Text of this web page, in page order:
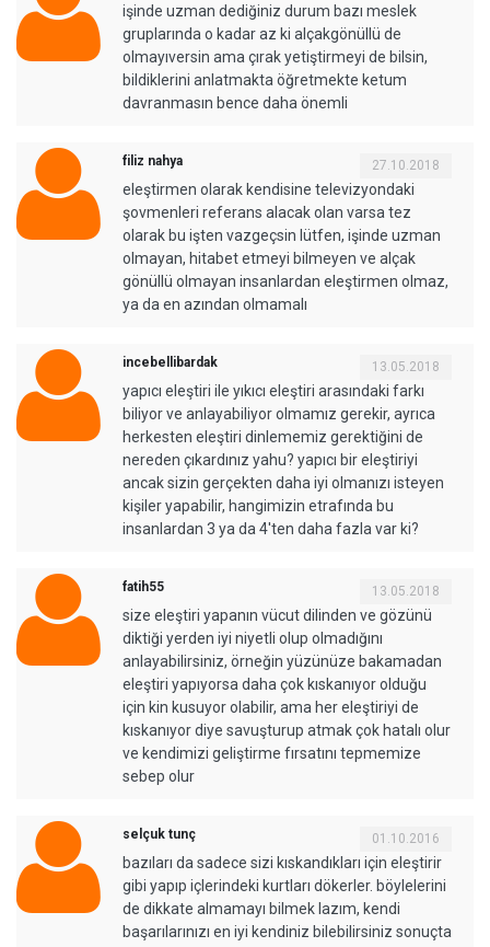
işinde uzman dediğiniz durum bazı meslek
gruplarında o kadar az ki alçakgönüllü de
olmayıversin ama çırak yetiştirmeyi de bilsin,
bildiklerini anlatmakta öğretmekte ketum
davranmasın bence daha önemli
filiz nahya 27.10.2018
eleştirmen olarak kendisine televizyondaki
şovmenleri referans alacak olan varsa tez
olarak bu işten vazgeçsin lütfen, işinde uzman
olmayan, hitabet etmeyi bilmeyen ve alçak
gönüllü olmayan insanlardan eleştirmen olmaz,
ya da en azından olmamalı
incebellibardak 13.05.2018
yapıcı eleştiri ile yıkıcı eleştiri arasındaki farkı
biliyor ve anlayabiliyor olmamız gerekir, ayrıca
herkesten eleştiri dinlememiz gerektiğini de
nereden çıkardınız yahu? yapıcı bir eleştiriyi
ancak sizin gerçekten daha iyi olmanızı isteyen
kişiler yapabilir, hangimizin etrafında bu
insanlardan 3 ya da 4'ten daha fazla var ki?
fatih55 13.05.2018
size eleştiri yapanın vücut dilinden ve gözünü
diktiği yerden iyi niyetli olup olmadığını
anlayabilirsiniz, örneğin yüzünüze bakamadan
eleştiri yapıyorsa daha çok kıskanıyor olduğu
için kin kusuyor olabilir, ama her eleştiriyi de
kıskanıyor diye savuşturup atmak çok hatalı olur
ve kendimizi geliştirme fırsatını tepmemize
sebep olur
selçuk tunç 01.10.2016
bazıları da sadece sizi kıskandıkları için eleştirir
gibi yapıp içlerindeki kurtları dökerler. böylelerini
de dikkate almamayı bilmek lazım, kendi
başarılarınızı en iyi kendiniz bilebilirsiniz sonuçta